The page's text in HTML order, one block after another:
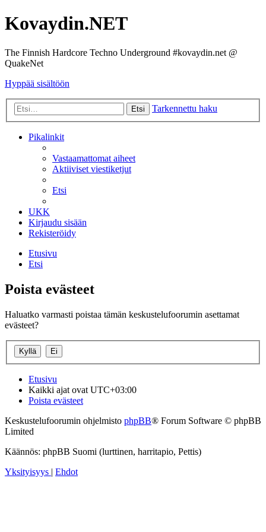
Kovaydin.NET
The Finnish Hardcore Techno Underground #kovaydin.net @
QuakeNet
Hyppää sisältöön
Etsi Tarkennettu haku
Pikalinkit
Vastaamattomat aiheet
Aktiiviset viestiketjut
Etsi
UKK
Kirjaudu sisään
Rekisteröidy
Etusivu
Etsi
Poista evästeet
Haluatko varmasti poistaa tämän keskustelufoorumin asettamat
evästeet?
Etusivu
Kaikki ajat ovat UTC+03:00
Poista evästeet
Keskustelufoorumin ohjelmisto phpBB® Forum Software © phpBB
Limited
Käännös: phpBB Suomi (lurttinen, harritapio, Pettis)
Yksityisyys | Ehdot